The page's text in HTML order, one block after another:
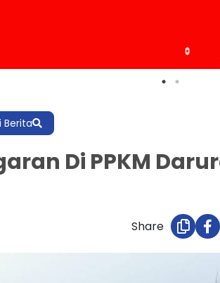
Berita
Di PPKM
Share